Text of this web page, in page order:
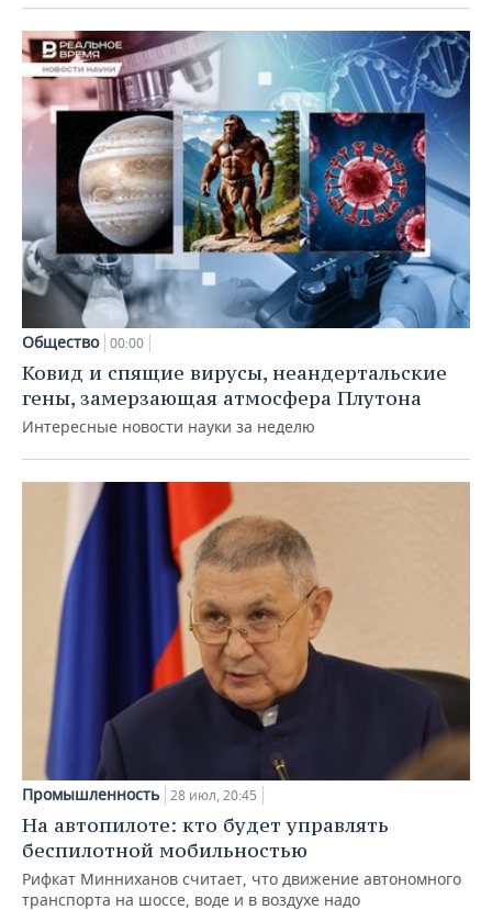
Общество 00:00
Ковид и спящие вирусы, неандертальские
гены, замерзающая атмосфера Плутона
Интересные новости науки за неделю
Промышленность 28 июл, 20:45
На автопилоте: кто будет управлять
беспилотной мобильностью
Рифкат Минниханов считает, что движение автономного
транспорта на шоссе, воде и в воздухе надо